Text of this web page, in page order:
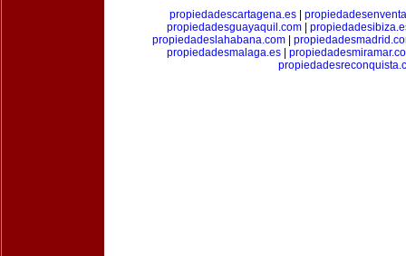
propiedadescartagena.es|
propiedadesguayaquil.com
propiedadeslahabana.com|
propiedadesmalaga.es|